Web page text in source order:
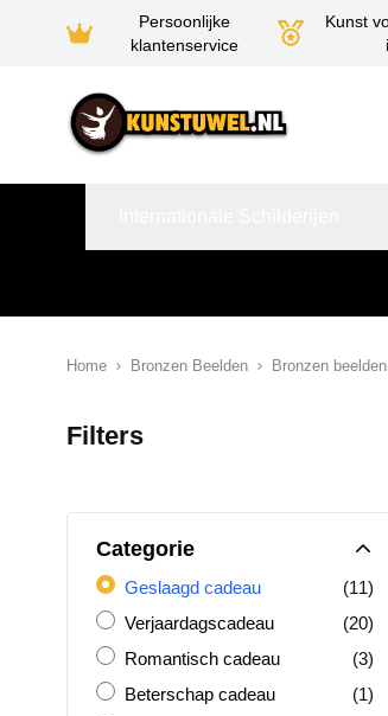
Persoonlijke
klantenservice
Kunst
Home Bronzen Beelden Bronzen
Filters
Categorie
Geslaagd cadeau
Geslaagd cadeau (11)
Verjaardagscadeau
Verjaardagscadeau (20)
Romantisch cadeau
Romantisch cadeau (3)
Beterschap cadeau
Beterschap cadeau (1)